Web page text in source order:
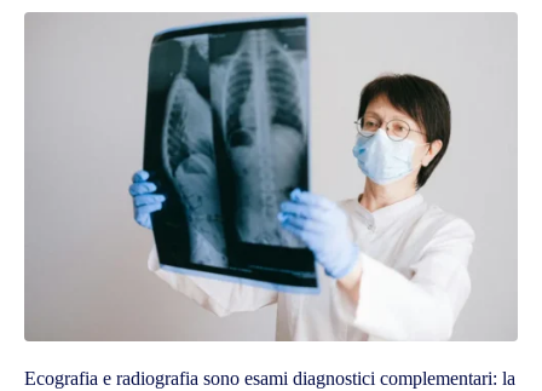
Ecografia e radiografia sono esami diagnostici complementari: la